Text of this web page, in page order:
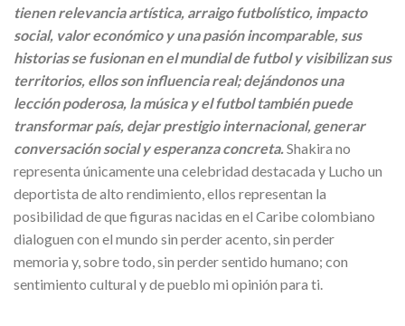
tienen relevancia artística, arraigo futbolístico, impacto
social, valor económico y una pasión incomparable, sus
historias se fusionan en el mundial de futbol y visibilizan sus
territorios, ellos son influencia real; dejándonos una
lección poderosa, la música y el futbol también puede
transformar país, dejar prestigio internacional, generar
conversación social y esperanza concreta.Shakira no
representa únicamente una celebridad destacada y Lucho un
deportista de alto rendimiento, ellos representan la
posibilidad de que figuras nacidas en el Caribe colombiano
dialoguen con el mundo sin perder acento, sin perder
memoria y, sobre todo, sin perder sentido humano; con
sentimiento cultural y de pueblo mi opinión para ti.